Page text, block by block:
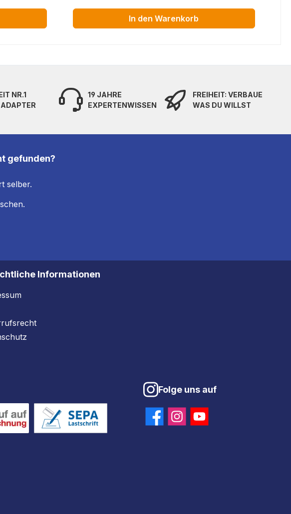
In den Warenkorb
NR.1
19 JAHRE
EXPERTENWISSEN
FREIHEIT: VERBAUE
WAS DU WILLST
gefunden?
selber.
Informationen
Folge uns auf